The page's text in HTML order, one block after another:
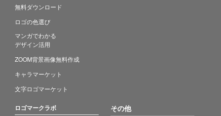
無料ダウンロード
ロゴの色選び
マンガでわかる
デザイン活用
ZOOM背景画像無料作成
キャラマーケット
文字ロゴマーケット
ロゴマークラボ その他